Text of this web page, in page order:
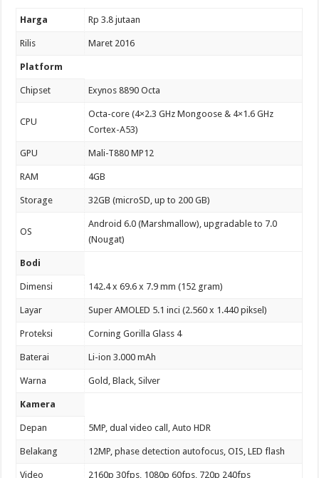
Harga Rp 3.8 jutaan
Rilis Maret 2016
Platform
Chipset Exynos 8890 Octa
CPU
Octa-core (4×2.3 GHz Mongoose & 4×1.6 GHz
Cortex-A53)
GPU Mali-T880 MP12
RAM 4GB
Storage 32GB (microSD, up to 200 GB)
OS
Android 6.0 (Marshmallow), upgradable to 7.0
(Nougat)
Bodi
Dimensi 142.4 x 69.6 x 7.9 mm (152 gram)
Layar Super AMOLED 5.1 inci (2.560 x 1.440 piksel)
Proteksi Corning Gorilla Glass 4
Baterai Li-ion 3.000 mAh
Warna Gold, Black, Silver
Kamera
Depan 5MP, dual video call, Auto HDR
Belakang 12MP, phase detection autofocus, OIS, LED flash
Video 2160p 30fps, 1080p 60fps, 720p 240fps